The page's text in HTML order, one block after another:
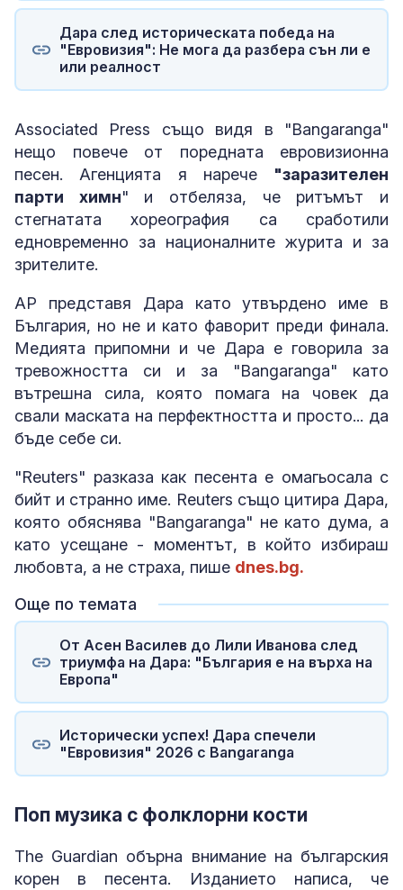
Дара след историческата победа на
"Евровизия": Не мога да разбера сън ли е
или реалност
Associated Press също видя в "Bangaranga"
нещо повече от поредната евровизионна
песен. Агенцията я нарече "заразителен
парти химн" и отбеляза, че ритъмът и
стегнатата хореография са сработили
едновременно за националните журита и за
зрителите.
AP представя Дара като утвърдено име в
България, но не и като фаворит преди финала.
Медията припомни и че Дара е говорила за
тревожността си и за "Bangaranga" като
вътрешна сила, която помага на човек да
свали маската на перфектността и просто... да
бъде себе си.
"Reuters" разказа как песента е омагьосала с
бийт и странно име. Reuters също цитира Дара,
която обяснява "Bangaranga" не като дума, а
като усещане - моментът, в който избираш
любовта, а не страха, пише dnes.bg.
Още по темата
От Асен Василев до Лили Иванова след
триумфа на Дара: "България е на върха на
Европа"
Исторически успех! Дара спечели
"Евровизия" 2026 с Bangaranga
Поп музика с фолклорни кости
The Guardian обърна внимание на българския
корен в песента. Изданието написа, че